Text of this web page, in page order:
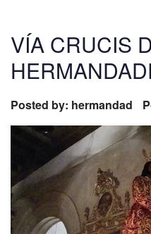
VÍA CRUCIS
Posted by: hermandad